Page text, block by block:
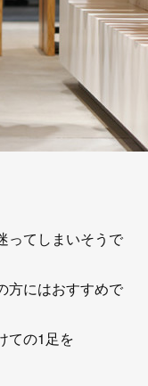
ってしまいそうで
方にはおすすめで
ての1足を